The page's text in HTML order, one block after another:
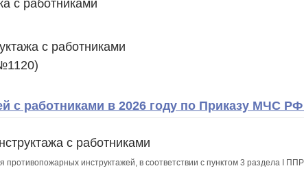
с работниками
с работниками
с работниками в 2026 году по Приказу МЧС
с работниками
противопожарных инструктажей, в соответствии с пунктом 3 раздела